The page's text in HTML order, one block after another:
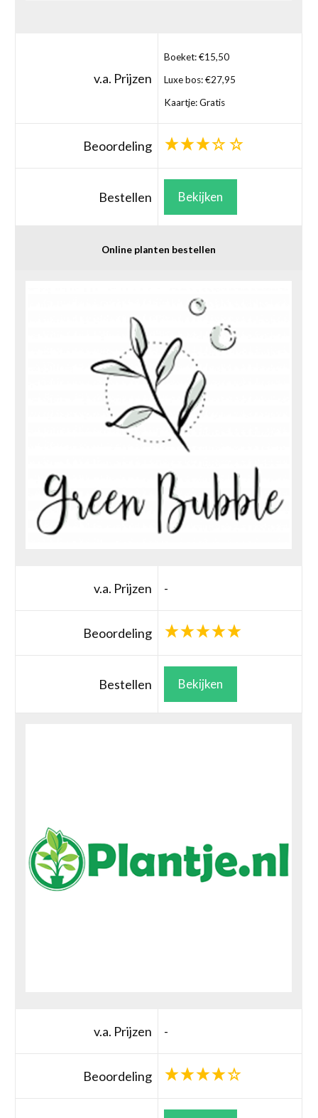
v.a. Prijzen
Boeket: €15,50
Luxe bos: €27,95
Kaartje: Gratis
Beoordeling
Bestellen Bekijken
Online planten bestellen
v.a. Prijzen -
Beoordeling
Bestellen Bekijken
v.a. Prijzen -
Beoordeling